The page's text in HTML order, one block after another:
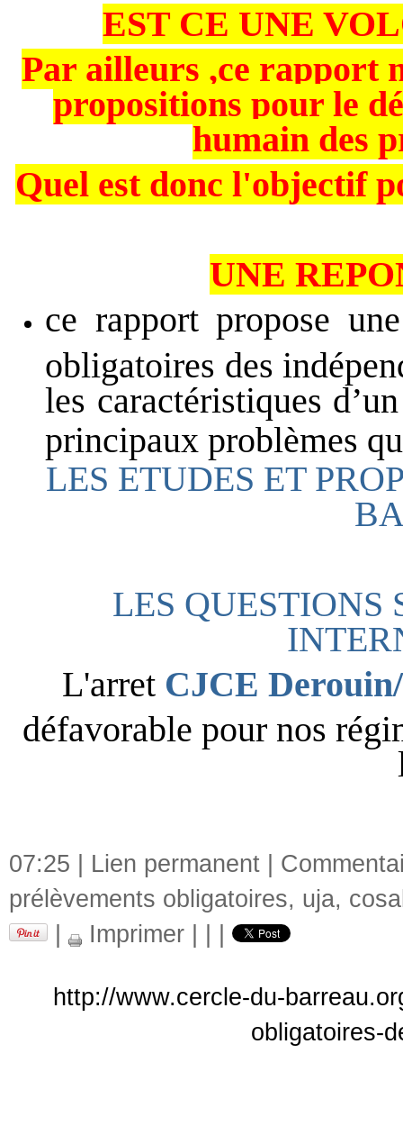
EST CE UNE
Par ailleurs ,ce rapport
propositions pour le
humain des
Quel est donc l'objectif
UNE
ce rapport propose
obligatoires des
les caractéristiques
principaux problèmes
LES ETUDES ET
LES
L'arret CJCE
défavorable pour nos
07:25 | Lien permanent
prélèvements obligatoires, uja,
Imprimer
http://www.cercle-du-
obligatoires-